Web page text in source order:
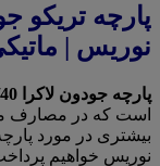
نوریس |
پارچه جودون لاکرا 1/40 ماتیکی
است که در مصارف
نوریس خواهیم